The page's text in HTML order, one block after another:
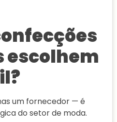
escolhem
um fornecedor — é
do setor de moda.